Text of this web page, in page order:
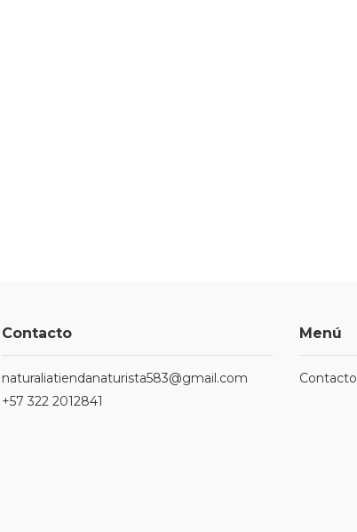
Contacto
naturaliatiendanaturista583@gmail.com
+57 322 2012841
Menú
Contacto